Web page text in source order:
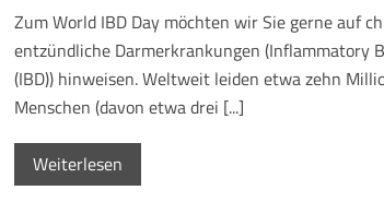
Zum World IBD Day möchten wir Sie gerne auf
entzündliche Darmerkrankungen (Inflammatory
(IBD)) hinweisen. Weltweit leiden etwa zehn
Menschen (davon etwa drei [...]
Weiterlesen